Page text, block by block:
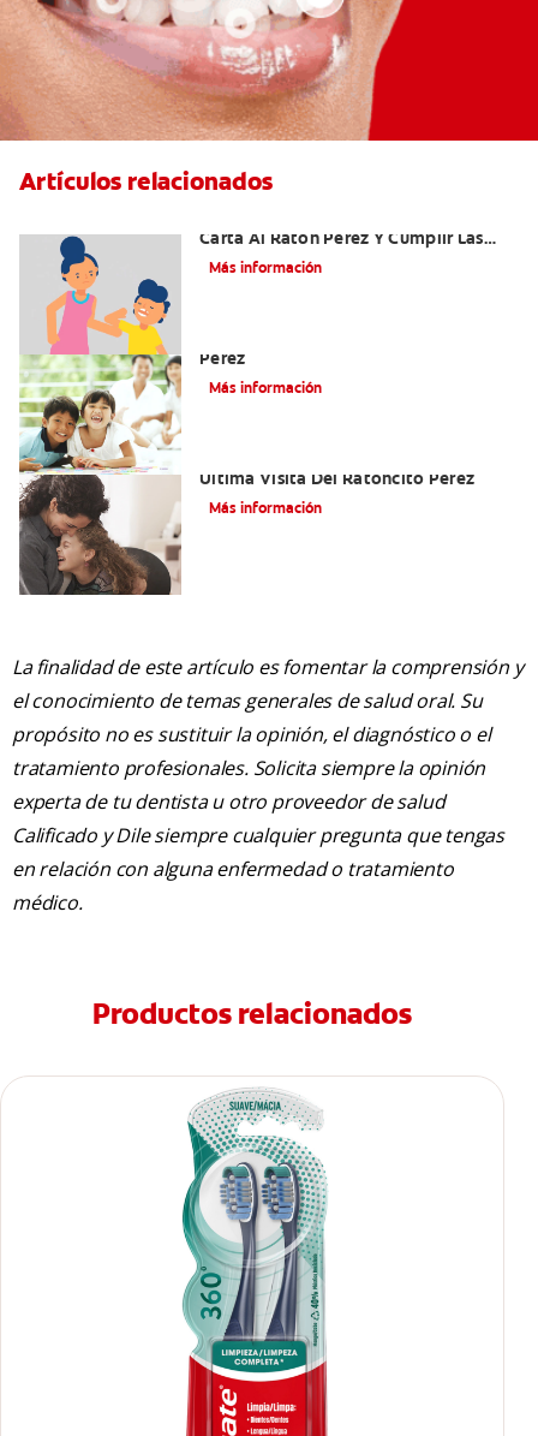
Artículos relacionados
Carta Al Ratón Pérez Y Cumplir Las
Fantasías De Su Hijo/A
Más información
Pérez
Más información
Última Visita Del Ratoncito Pérez
Más información
La finalidad de este artículo es fomentar la comprensión y
el conocimiento de temas generales de salud oral. Su
propósito no es sustituir la opinión, el diagnóstico o el
tratamiento profesionales. Solicita siempre la opinión
experta de tu dentista u otro proveedor de salud
Calificado y Dile siempre cualquier pregunta que tengas
en relación con alguna enfermedad o tratamiento
médico.
Productos relacionados